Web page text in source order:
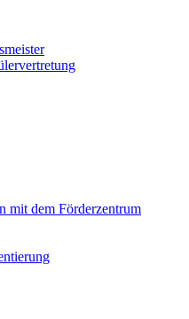
mit dem Förderzentrum